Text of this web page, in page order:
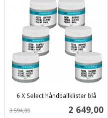
6 X Select håndballklister blå
Tilbud
2 649,00
3 594,00
mva.